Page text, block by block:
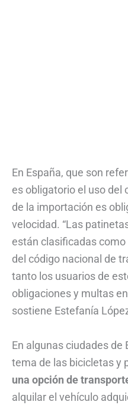
En España, que son
es obligatorio el uso del
de la importación es
velocidad. “Las
están clasificadas
del código nacional de
tanto los usuarios de
obligaciones y multas
sostiene Estefanía
En algunas ciudades de
tema de las bicicletas y
una opción de
alquilar el vehículo